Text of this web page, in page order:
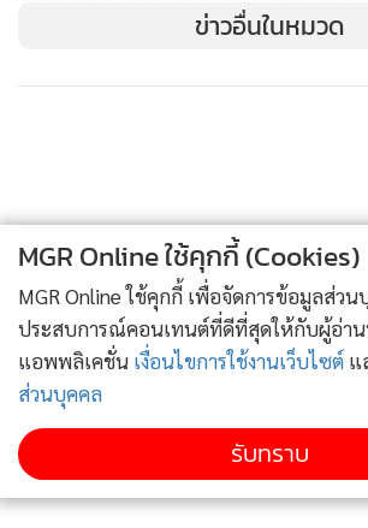
เมื่อถามว่า มีความจำเป็นที่ น.ส.มนัญญา ต้อ
บ้าน ถ้าประชาชนจุดเทียนหน้าบ้านทุกหลังว่
รัฐมนตรีที่เอาสารพิษก็จบทุกอย่าง และต้องพิ
อยู่ที่ประชาชนเราทำหน้าที่ของเราเต็มกำลัง
ทุกอย่าง โดนด่ากับพวกเสียผลประโยชน์ เร
ขาว ม็อบดำมาตอบโต้ เพราะเราไม่อยากให้บ้
ไม่สงบ
เมื่อถามว่า ผลการโหวตดังกล่าวถือว่าขัดมติข
หรือไม่ นายชาดา กล่าวว่า เรื่องดังกล่าวตนก็
ข่าวอื่นในหมวด
MGR Online ใช้คุกกี้ (Cookies)
MGR Online ใช้คุกกี้ เพื่อจัดการข้อมูลส่ว
ประสบการณ์คอนเทนต์ที่ดีที่สุดให้กับผู้อ่า
แอพพลิเคชั่น เงื่อนไขการใช้งานเว็บไซต์ แ
ส่วนบุคคล
รับทราบ